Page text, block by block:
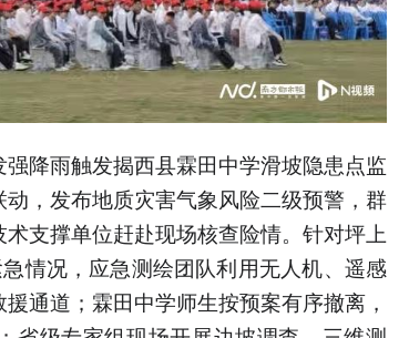
降雨触发揭西县霖田中学滑坡隐患点监
，发布地质灾害气象风险二级预警，群
支撑单位赶赴现场核查险情。针对坪上
情况，应急测绘团队利用无人机、遥感
通道；霖田中学师生按预案有序撤离，